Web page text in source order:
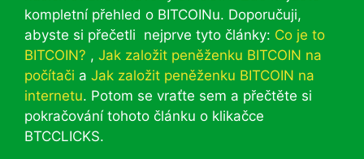
kompletní přehled o BITCOINu. Doporučuji,
abyste si přečetli nejprve tyto články: Co je to
BITCOIN? , Jak založit peněženku BITCOIN na
počítači a Jak založit peněženku BITCOIN na
internetu. Potom se vraťte sem a přečtěte si
pokračování tohoto článku o klikačce
BTCCLICKS.